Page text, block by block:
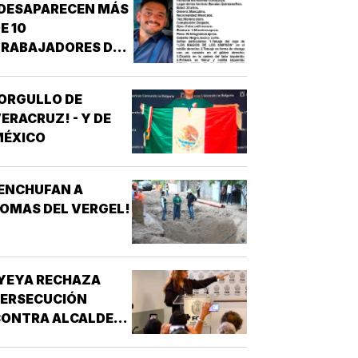
MÁS
10
DEL
DE
- Y DE
A
DEL VERGEL!
RECHAZA
ALCALDES!